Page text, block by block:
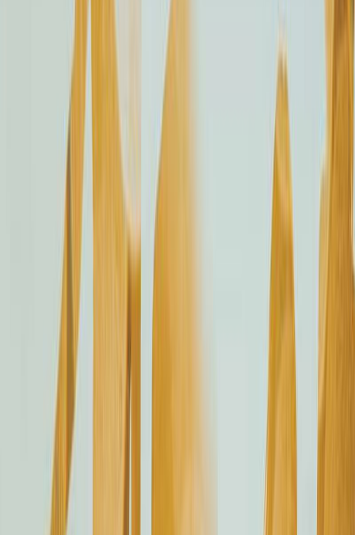
τον εαυτό μου. Η επιλεκτική αμνησία μου δεν βοηθά τα
φαντάσματα της μνήμης να συναρμολογήσουν τη μέρα του
περιμετρικό μονοπάτι. Τον Γκατ να με βλέπει να αιμορραγώ. Το
Γκατ. Ποιοι ήμασταν; Πού ήμασταν; Δεν ξέρω... Search Keywords:
We were liars
Σύγχρονη Λογοτεχνία
Η γνώμη των ακροατών